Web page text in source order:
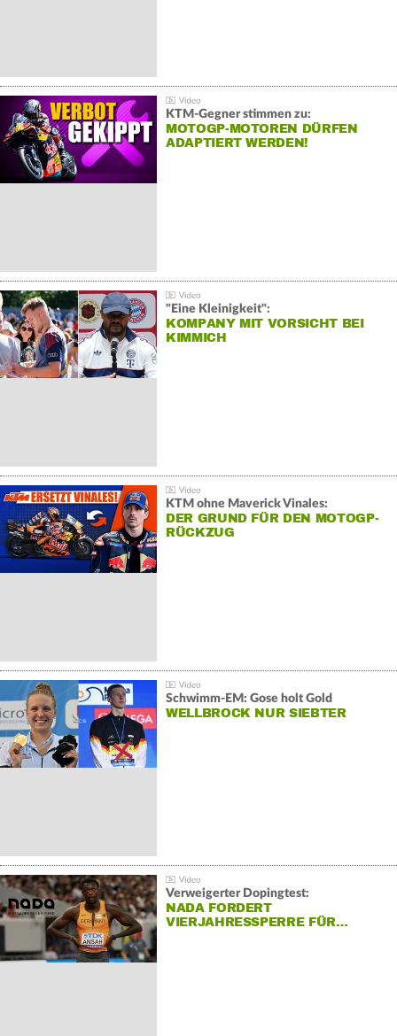
KTM-Gegner stimmen zu:
MOTOGP-MOTOREN DÜRFEN
ADAPTIERT WERDEN!
"Eine Kleinigkeit":
KOMPANY MIT VORSICHT BEI
KIMMICH
KTM ohne Maverick Vinales:
DER GRUND FÜR DEN MOTOGP-
RÜCKZUG
Schwimm-EM: Gose holt Gold
WELLBROCK NUR SIEBTER
Verweigerter Dopingtest:
NADA FORDERT
VIERJAHRESSPERRE FÜR…